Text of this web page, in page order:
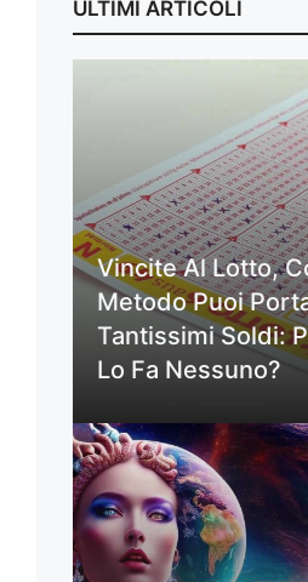
ULTIMI ARTICOLI
Vincite Al Lotto,
Metodo Puoi
Tantissimi Soldi:
Lo Fa Nessuno?